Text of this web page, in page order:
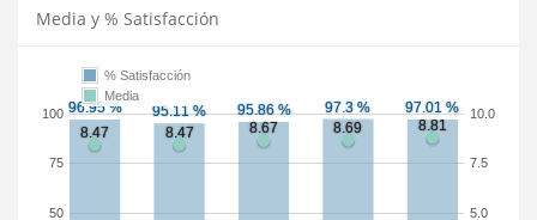
Media y % Satisfacción
50
75
100
5.0
7.5
10.0
% Satisfacción
Media